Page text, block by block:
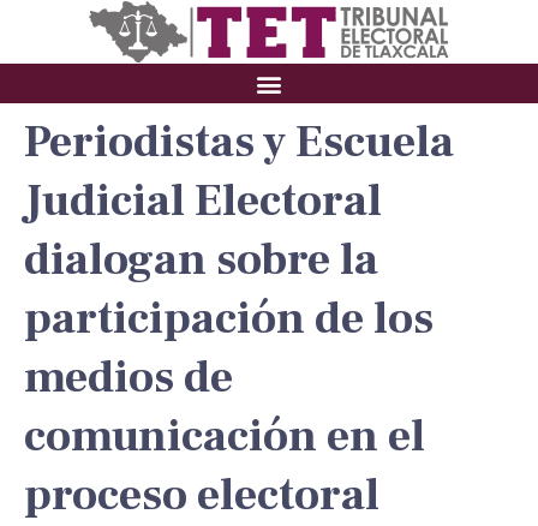
Periodistas y Escuela
Judicial Electoral
dialogan sobre la
participación de los
medios de
comunicación en el
proceso electoral